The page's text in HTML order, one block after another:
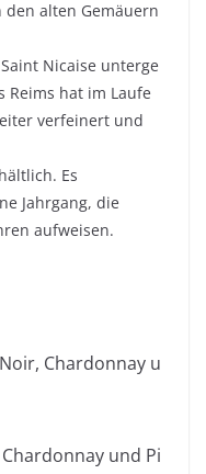
den alten Gemäuern
Saint Nicaise unterge
Reims hat im Laufe
verfeinert und
Es
Jahrgang, die
aufweisen.
Noir, Chardonnay u
Chardonnay und Pi